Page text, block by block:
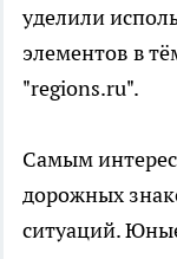
уделили
элементов в
"regions.ru".
Самым
дорожных
ситуаций.